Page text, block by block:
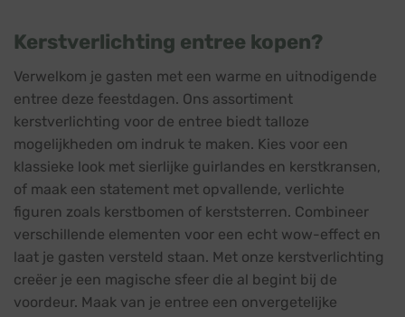
Kerstverlichting entree kopen?
Verwelkom je gasten met een warme en uitnodigende
entree deze feestdagen. Ons assortiment
kerstverlichting voor de entree biedt talloze
mogelijkheden om indruk te maken. Kies voor een
klassieke look met sierlijke guirlandes en kerstkransen,
of maak een statement met opvallende, verlichte
figuren zoals kerstbomen of kerststerren. Combineer
verschillende elementen voor een echt wow-effect en
laat je gasten versteld staan. Met onze kerstverlichting
creëer je een magische sfeer die al begint bij de
voordeur. Maak van je entree een onvergetelijke